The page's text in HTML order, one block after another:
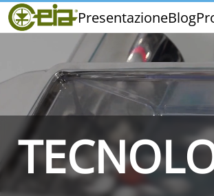
PresentazioneBlog
Home
CEIA
Fiere ed Eventi
THS/PH210 THS/PH210-